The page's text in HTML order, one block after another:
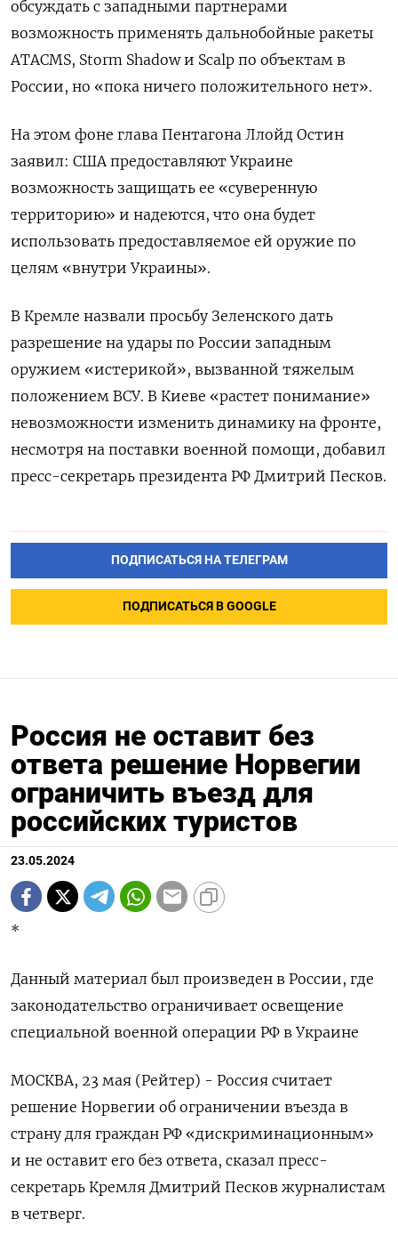
обсуждать с западными партнерами
возможность применять дальнобойные ракеты
ATACMS, Storm Shadow и Scalp по объектам в
России, но «пока ничего положительного нет».
На этом фоне глава Пентагона Ллойд Остин
заявил: США предоставляют Украине
возможность защищать ее «суверенную
территорию» и надеются, что она будет
использовать предоставляемое ей оружие по
целям «внутри Украины».
В Кремле назвали просьбу Зеленского дать
разрешение на удары по России западным
оружием «истерикой», вызванной тяжелым
положением ВСУ. В Киеве «растет понимание»
невозможности изменить динамику на фронте,
несмотря на поставки военной помощи, добавил
пресс-секретарь президента РФ Дмитрий Песков.
ПОДПИСАТЬСЯ НА ТЕЛЕГРАМ
ПОДПИСАТЬСЯ В GOOGLE
Россия не оставит без
ответа решение Норвегии
ограничить въезд для
российских туристов
23.05.2024
*
Данный материал был произведен в России, где
законодательство ограничивает освещение
специальной военной операции РФ в Украине
МОСКВА, 23 мая (Рейтер) - Россия считает
решение Норвегии об ограничении въезда в
страну для граждан РФ «дискриминационным»
и не оставит его без ответа, сказал пресс-
секретарь Кремля Дмитрий Песков журналистам
в четверг.